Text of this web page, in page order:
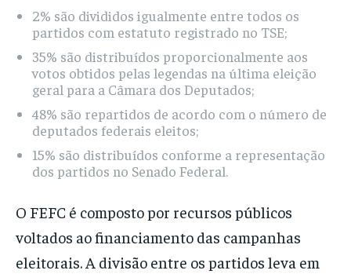
2% são divididos igualmente entre todos os
partidos com estatuto registrado no TSE;
35% são distribuídos proporcionalmente aos
votos obtidos pelas legendas na última eleição
geral para a Câmara dos Deputados;
48% são repartidos de acordo com o número de
deputados federais eleitos;
15% são distribuídos conforme a representação
dos partidos no Senado Federal.
O FEFC é composto por recursos públicos
voltados ao financiamento das campanhas
eleitorais. A divisão entre os partidos leva em